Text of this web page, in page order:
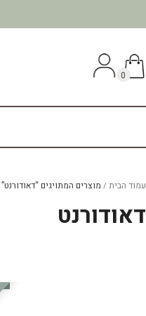
0
עמוד הבית מוצרים המתויגים “דאודורנט”
דאודורנט